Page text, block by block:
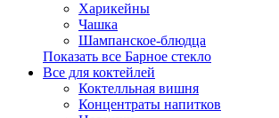
Харикейны
Чашка
Шампанское-блюдца
Показать все Барное стекло
Все для коктейлей
Коктелльная вишня
Концентраты напитков